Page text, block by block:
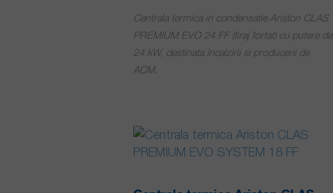
Centrala termica in condensatie Ariston CLAS
PREMIUM EVO 24 FF (tiraj fortat) cu putere de
24 kW, destinata incalzirii si producerii de
ACM.